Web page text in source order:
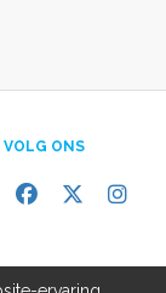
VOLG ONS